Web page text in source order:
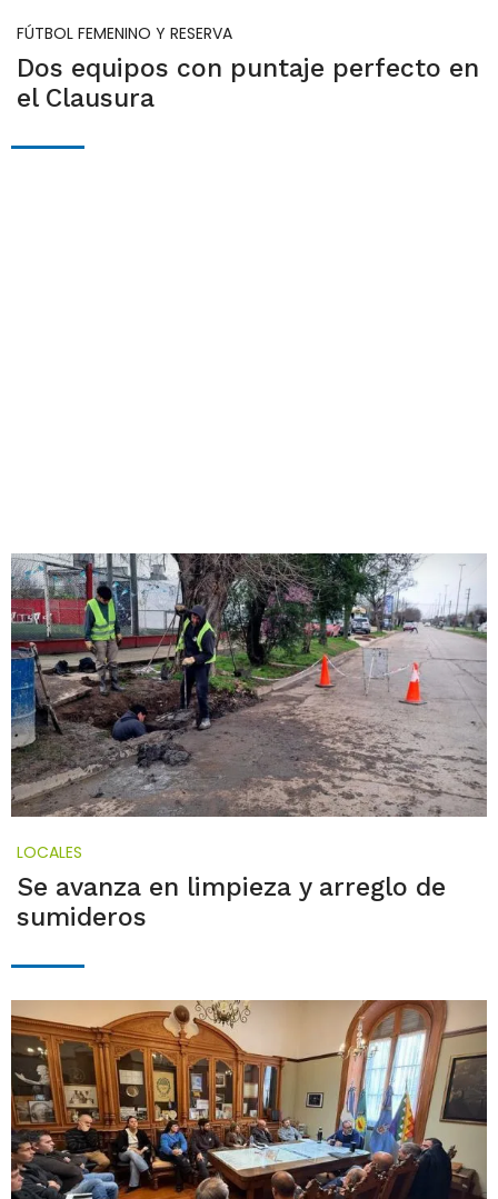
FÚTBOL FEMENINO Y RESERVA
Dos equipos con puntaje perfecto en
el Clausura
LOCALES
Se avanza en limpieza y arreglo de
sumideros